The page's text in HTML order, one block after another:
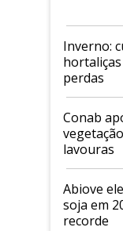
Inverno:
perdas
Conab
lavouras
Abiove
soja em
recorde